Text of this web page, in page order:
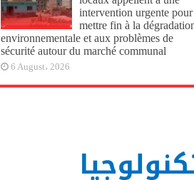
intervention urgente pour
mettre fin à la
environnementale et aux problèmes de
sécurité autour du marché communal
6 August، 2026